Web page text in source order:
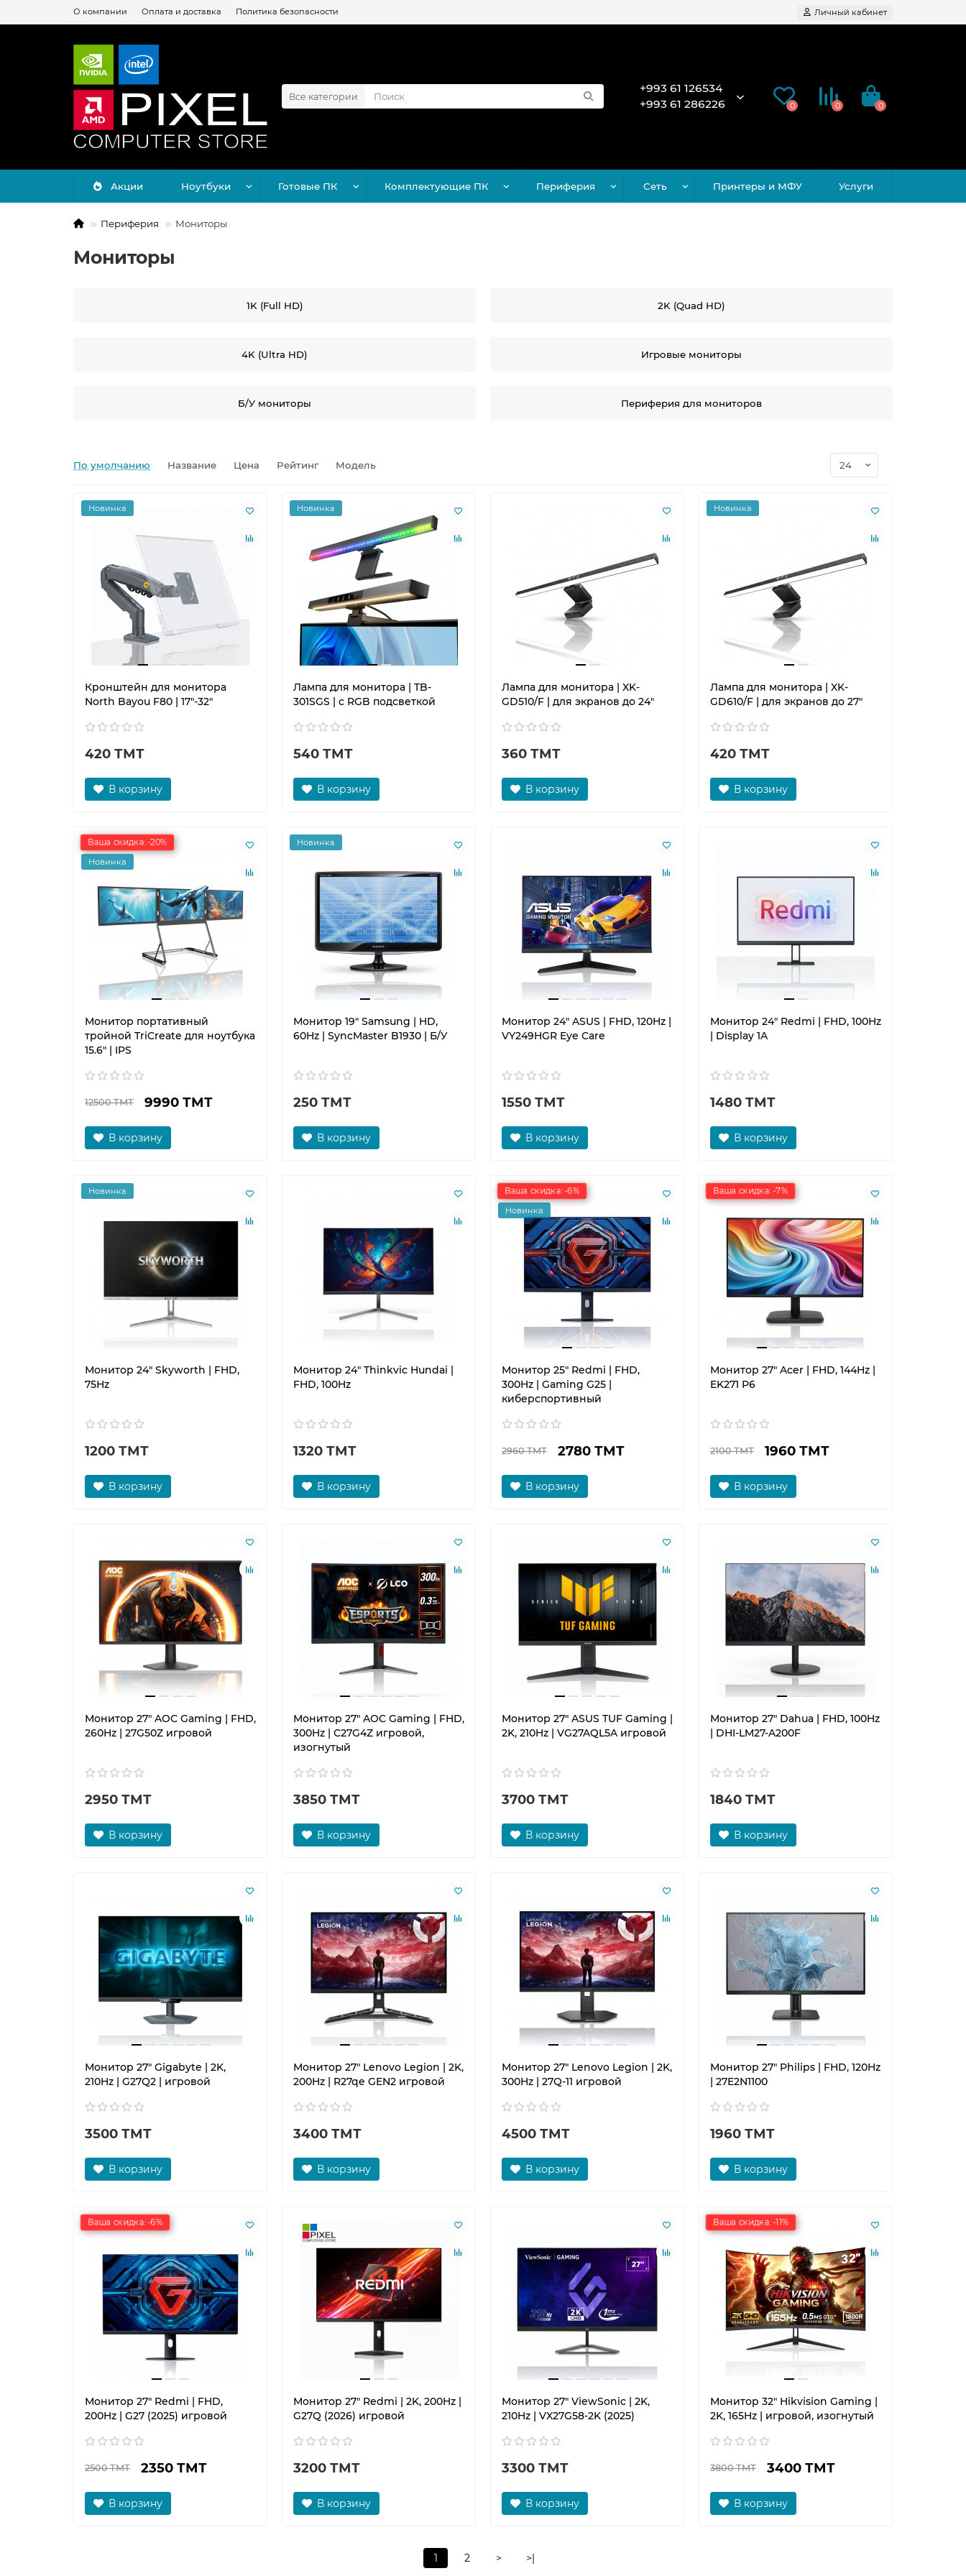
О компании Оплата и доставка Политика безопасности Личный кабинет
Все категории
+993 61 126534
+993 61 286226
0 0 0
Акции Ноутбуки Готовые ПК Комплектующие ПК Периферия Сеть Принтеры и МФУ Услуги
Периферия Мониторы
Мониторы
1K (Full HD) 2K (Quad HD)
4K (Ultra HD) Игровые мониторы
Б/У мониторы Периферия для мониторов
По умолчанию Название Цена Рейтинг Модель
Новинка
Кронштейн для монитора
North Bayou F80 | 17"-32"
420 ТМТ
В корзину
Новинка
Лампа для монитора | TB-
301SGS | c RGB подсветкой
540 ТМТ
В корзину
Лампа для монитора | XK-
GD510/F | для экранов до 24"
360 ТМТ
В корзину
Новинка
Лампа для монитора | XK-
GD610/F | для экранов до 27"
420 ТМТ
В корзину
Ваша скидка: -20%
Новинка
Монитор портативный
тройной TriCreate для ноутбука
15.6" | IPS
12500 ТМТ 9990 ТМТ
В корзину
Новинка
Монитор 19" Samsung | HD,
60Hz | SyncMaster B1930 | Б/У
250 ТМТ
В корзину
Монитор 24" ASUS | FHD, 120Hz |
VY249HGR Eye Care
1550 ТМТ
В корзину
Монитор 24" Redmi | FHD, 100Hz
| Display 1A
1480 ТМТ
В корзину
Новинка
Монитор 24" Skyworth | FHD,
75Hz
1200 ТМТ
В корзину
Монитор 24" Thinkvic Hundai |
FHD, 100Hz
1320 ТМТ
В корзину
Ваша скидка: -6%
Новинка
Монитор 25" Redmi | FHD,
300Hz | Gaming G25 |
киберспортивный
2960 ТМТ 2780 ТМТ
В корзину
Ваша скидка: -7%
Монитор 27" Acer | FHD, 144Hz |
EK271 P6
2100 ТМТ 1960 ТМТ
В корзину
Монитор 27" AOC Gaming | FHD,
260Hz | 27G50Z игровой
2950 ТМТ
В корзину
Монитор 27" AOC Gaming | FHD,
300Hz | C27G4Z игровой,
изогнутый
3850 ТМТ
В корзину
Монитор 27" ASUS TUF Gaming |
2K, 210Hz | VG27AQL5A игровой
3700 ТМТ
В корзину
Монитор 27" Dahua | FHD, 100Hz
| DHI-LM27-A200F
1840 ТМТ
В корзину
Монитор 27" Gigabyte | 2K,
210Hz | G27Q2 | игровой
3500 ТМТ
В корзину
Монитор 27" Lenovo Legion | 2K,
200Hz | R27qe GEN2 игровой
3400 ТМТ
В корзину
Монитор 27" Lenovo Legion | 2K,
300Hz | 27Q-11 игровой
4500 ТМТ
В корзину
Монитор 27" Philips | FHD, 120Hz
| 27E2N1100
1960 ТМТ
В корзину
Ваша скидка: -6%
Монитор 27" Redmi | FHD,
200Hz | G27 (2025) игровой
2500 ТМТ 2350 ТМТ
В корзину
Монитор 27" Redmi | 2K, 200Hz |
G27Q (2026) игровой
3200 ТМТ
В корзину
Монитор 27" ViewSonic | 2K,
210Hz | VX27G58-2K (2025)
3300 ТМТ
В корзину
Ваша скидка: -11%
Монитор 32" Hikvision Gaming |
2K, 165Hz | игровой, изогнутый
3800 ТМТ 3400 ТМТ
В корзину
1 2 > >|